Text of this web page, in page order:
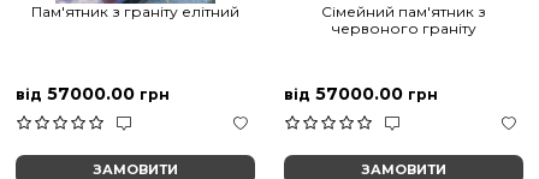
Пам'ятник з граніту елітний
від 57000.00 грн
ЗАМОВИТИ
Сімейний пам'ятник з
червоного граніту
від 57000.00 грн
ЗАМОВИТИ